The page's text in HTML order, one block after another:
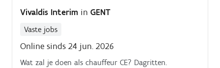
Vivaldis Interim in GENT
Vaste jobs
Online sinds 24 jun. 2026
Wat zal je doen als chauffeur CE? Dagritten.